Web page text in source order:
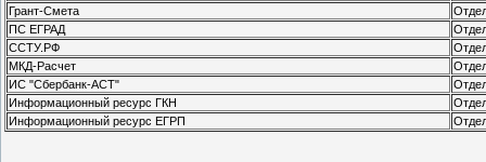
Грант-Смета
ПС ЕГРАД
ССТУ.РФ
МКД-Расчет
ИС "Сбербанк-АСТ"
Информационный ресурс ГКН
Информационный ресурс ЕГРП